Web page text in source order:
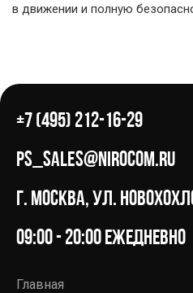
в движении и полную
+7 (495) 212-16-29
ps_sales@nirocom.ru
г. Москва, ул.
09:00 - 20:00 ежедневно
Главная